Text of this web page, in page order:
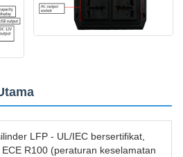
LFP - UL/IEC bersertifikat,
ECE R100 (peraturan keselamatan